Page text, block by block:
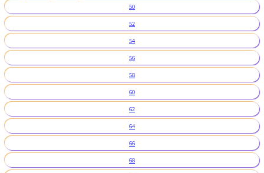
50
52
54
56
58
60
62
64
66
68